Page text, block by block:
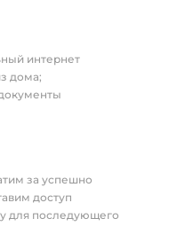
интернет
дома;
за успешно
доступ
для последующего